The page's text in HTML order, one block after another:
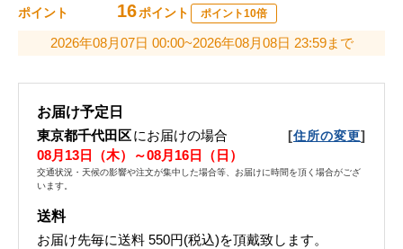
ポイント 16ポイント ポイント10倍
2026年08月07日 00:00~2026年08月08日 23:59まで
お届け予定日
東京都千代田区にお届けの場合 [住所の変更]
08月13日（木）～08月16日（日）
交通状況・天候の影響や注文が集中した場合等、お届けに時間を頂く場合がござ
います。
送料
お届け先毎に送料 550円(税込)を頂戴致します。